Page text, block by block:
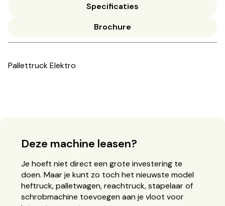
Specificaties
Brochure
Pallettruck Elektro
Deze machine leasen?
Je hoeft niet direct een grote investering te
doen. Maar je kunt zo toch het nieuwste model
heftruck, palletwagen, reachtruck, stapelaar of
schrobmachine toevoegen aan je vloot voor